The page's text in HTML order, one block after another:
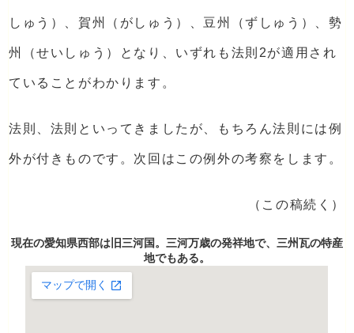
しゅう）、賀州（がしゅう）、豆州（ずしゅう）、勢
州（せいしゅう）となり、いずれも法則2が適用され
ていることがわかります。
法則、法則といってきましたが、もちろん法則には例
外が付きものです。次回はこの例外の考察をします。
（この稿続く）
現在の愛知県西部は旧三河国。三河万歳の発祥地で、三州瓦の特産
地でもある。